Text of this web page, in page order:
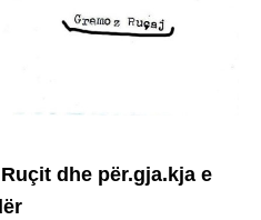
dhe për.gja.kja e